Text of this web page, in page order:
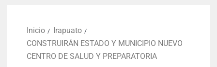
Inicio
Irapuato
CONSTRUIRÁN ESTADO Y MUNICIPIO NUEVO
CENTRO DE SALUD Y PREPARATORIA